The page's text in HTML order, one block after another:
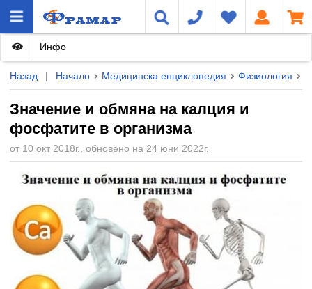
Назад | Начало Медицинска енциклопедия Физиология
Значение и обмяна на калция и
фосфатите в организма
от 10 окт 2018г., обновено на 24 юни 2022г.
Инфо